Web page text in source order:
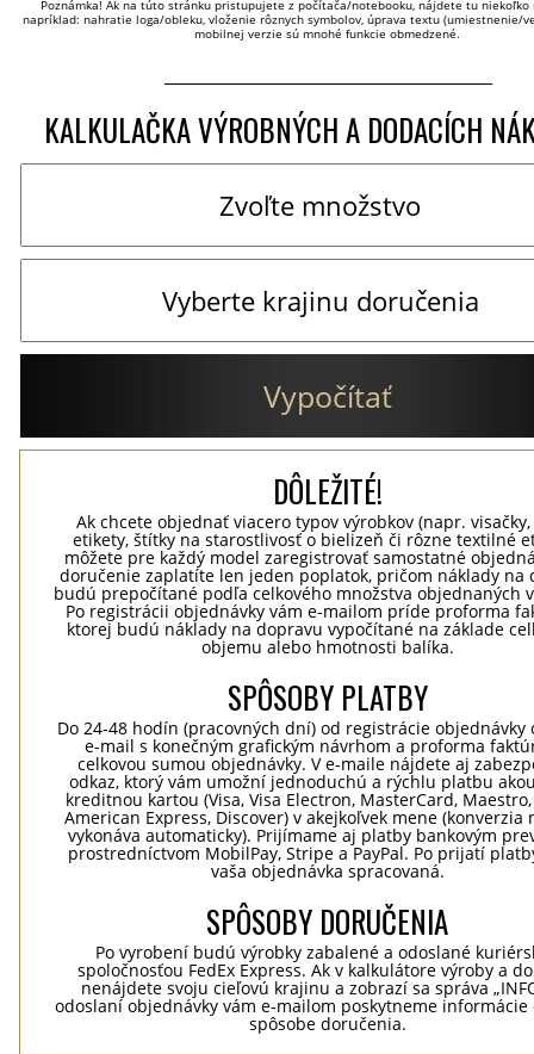
Poznámka! Ak na túto stránku pristupujete z počítača/notebooku, nájdete tu niekoľko
napríklad: nahratie loga/obleku, vloženie rôznych symbolov, úprava textu (umiestnenie/
mobilnej verzie sú mnohé funkcie obmedzené.
KALKULAČKA VÝROBNÝCH A DODACÍCH
Vypočítať
DÔLEŽITÉ!
Ak chcete objednať viacero typov výrobkov (napr.
etikety, štítky na starostlivosť o bielizeň či rôzne textilné
môžete pre každý model zaregistrovať samostatné
doručenie zaplatíte len jeden poplatok, pričom náklady na
budú prepočítané podľa celkového množstva objednaných
Po registrácii objednávky vám e-mailom príde proforma
ktorej budú náklady na dopravu vypočítané na základe
objemu alebo hmotnosti balíka.
SPÔSOBY PLATBY
Do 24-48 hodín (pracovných dní) od registrácie objednávky
e-mail s konečným grafickým návrhom a proforma
celkovou sumou objednávky. V e-maile nájdete aj
odkaz, ktorý vám umožní jednoduchú a rýchlu platbu
kreditnou kartou (Visa, Visa Electron, MasterCard,
American Express, Discover) v akejkoľvek mene (konverzia
vykonáva automaticky). Prijímame aj platby bankovým
prostredníctvom MobilPay, Stripe a PayPal. Po prijatí
vaša objednávka spracovaná.
SPÔSOBY DORUČENIA
Po vyrobení budú výrobky zabalené a odoslané
spoločnosťou FedEx Express. Ak v kalkulátore výroby a
nenájdete svoju cieľovú krajinu a zobrazí sa správa
odoslaní objednávky vám e-mailom poskytneme informácie
spôsobe doručenia.